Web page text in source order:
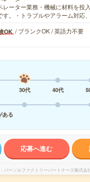
レーター業務・機械に材料を投
す。・トラブルやアラーム対応
OK / ブランクOK / 英語力不要
30代 40代
ある
応募へ進む
パーソルファクトリーパートナーズ株式会